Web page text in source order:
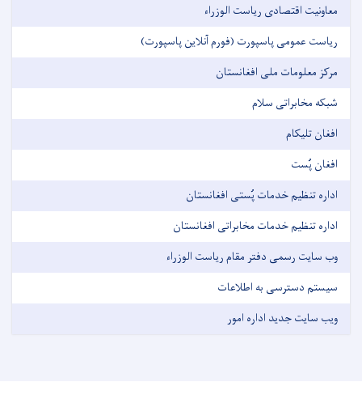
معاونیت اقتصادی ریاست الوزراء
ریاست عمومی پاسپورت (فورم آنلاین پاسپورت)
مرکز معلومات ملی افغانستان
شبکه مخابراتی سلام
افغان تلیکام
افغان پُست
اداره تنظیم خدمات پُستی افغانستان
اداره تنظیم خدمات مخابراتی افغانستان
وب سایت رسمی دفتر مقام ریاست الوزراء
سیستم دسترسی به اطلاعات
ویب سایت جدید اداره امور